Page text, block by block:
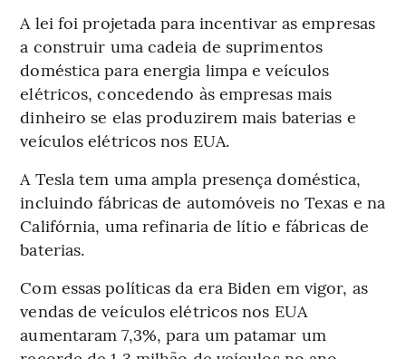
A lei foi projetada para incentivar as empresas
a construir uma cadeia de suprimentos
doméstica para energia limpa e veículos
elétricos, concedendo às empresas mais
dinheiro se elas produzirem mais baterias e
veículos elétricos nos EUA.
A Tesla tem uma ampla presença doméstica,
incluindo fábricas de automóveis no Texas e na
Califórnia, uma refinaria de lítio e fábricas de
baterias.
Com essas políticas da era Biden em vigor, as
vendas de veículos elétricos nos EUA
aumentaram 7,3%, para um patamar um